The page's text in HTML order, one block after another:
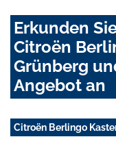
Erkunden
Citroën
Grünberg
Angebot an
Citroën Berlingo